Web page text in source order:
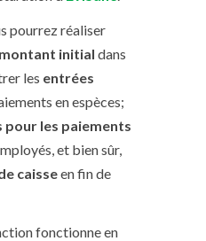
pourrez réaliser
initial dans
les entrées
en espèces;
pour les paiements
et bien sûr,
caisseen fin de
fonctionne en